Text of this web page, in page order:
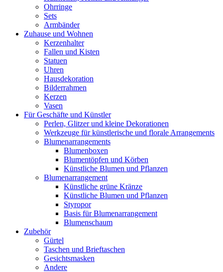
Ohrringe
Sets
Armbänder
Zuhause und Wohnen
Kerzenhalter
Fallen und Kisten
Statuen
Uhren
Hausdekoration
Bilderrahmen
Kerzen
Vasen
Für Geschäfte und Künstler
Perlen, Glitzer und kleine Dekorationen
Werkzeuge für künstlerische und florale Arrangements
Blumenarrangements
Blumenboxen
Blumentöpfen und Körben
Künstliche Blumen und Pflanzen
Blumenarrangement
Künstliche grüne Kränze
Künstliche Blumen und Pflanzen
Styropor
Basis für Blumenarrangement
Blumenschaum
Zubehör
Gürtel
Taschen und Brieftaschen
Gesichtsmasken
Andere